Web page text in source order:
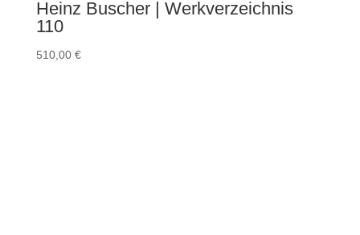
Heinz Buscher | Werkverzeichnis
110
510,00 €